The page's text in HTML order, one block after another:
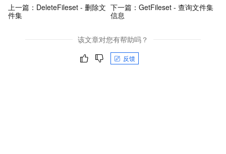
上一篇： DeleteFileset - 删除文
件集
下一篇：GetFileset - 查询文件集
信息
该文章对您有帮助吗？
反馈